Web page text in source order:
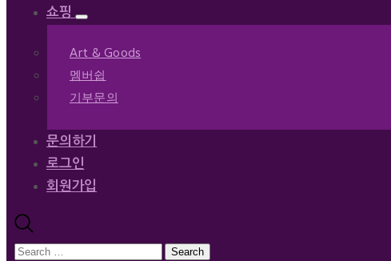
쇼핑
Art & Goods
멤버쉽
기부문의
문의하기
로그인
회원가입